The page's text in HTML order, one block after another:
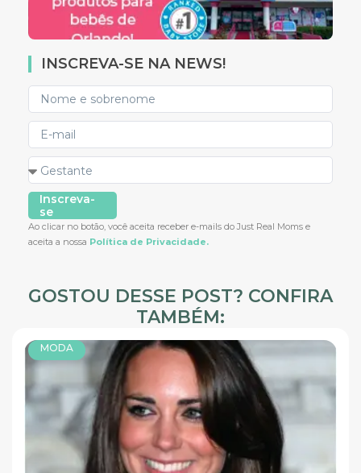
INSCREVA-SE NA NEWS!
Inscreva-
se
Ao clicar no botão, você aceita receber e-mails do Just Real Moms e
aceita a nossa Política de Privacidade.
GOSTOU DESSE POST? CONFIRA
TAMBÉM:
MODA